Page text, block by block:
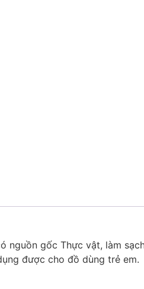
nguồn gốc Thực vật, làm
được cho đồ dùng trẻ em.